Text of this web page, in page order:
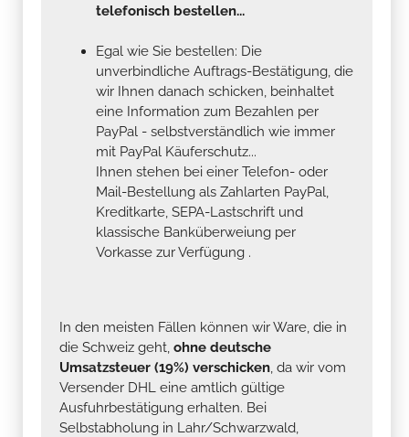
telefonisch bestellen...
Egal wie Sie bestellen: Die
unverbindliche Auftrags-Bestätigung, die
wir Ihnen danach schicken, beinhaltet
eine Information zum Bezahlen per
PayPal - selbstverständlich wie immer
mit PayPal Käuferschutz...
Ihnen stehen bei einer Telefon- oder
Mail-Bestellung als Zahlarten PayPal,
Kreditkarte, SEPA-Lastschrift und
klassische Banküberweiung per
Vorkasse zur Verfügung .
In den meisten Fällen können wir Ware, die in
die Schweiz geht, ohne deutsche
Umsatzsteuer (19%) verschicken, da wir vom
Versender DHL eine amtlich gültige
Ausfuhrbestätigung erhalten. Bei
Selbstabholung in Lahr/Schwarzwald,